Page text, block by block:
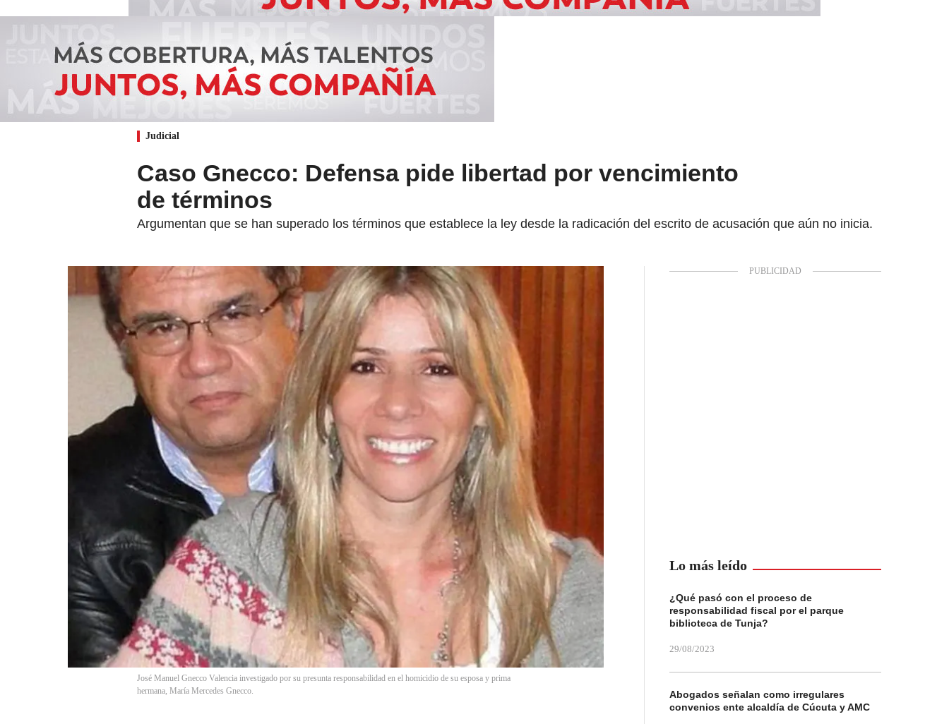
Judicial
Caso Gnecco: Defensa pide libertad por vencimiento
de términos
Argumentan que se han superado los términos que establece la ley desde la radicación del escrito de acusación que aún no inicia.
José Manuel Gnecco Valencia investigado por su presunta responsabilidad en el homicidio de su esposa y prima
hermana, María Mercedes Gnecco.
Lo más leído
¿Qué pasó con el proceso de
responsabilidad fiscal por el parque
biblioteca de Tunja?
29/08/2023
Abogados señalan como irregulares
convenios ente alcaldía de Cúcuta y AMC